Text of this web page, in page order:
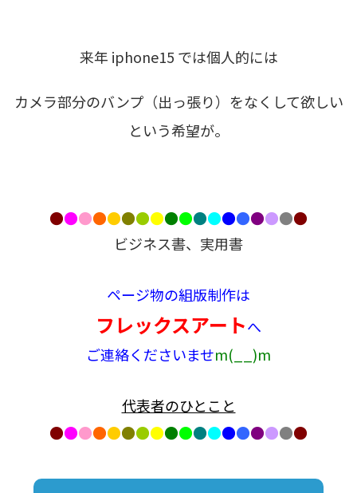
来年 iphone15 では個人的には
カメラ部分のバンプ（出っ張り）をなくして欲しい
という希望が。
●●●●●●●●●●●●●●●●●●
ビジネス書、実用書
ページ物の組版制作は
フレックスアートへ
ご連絡くださいませm(__)m
代表者のひとこと
●●●●●●●●●●●●●●●●●●